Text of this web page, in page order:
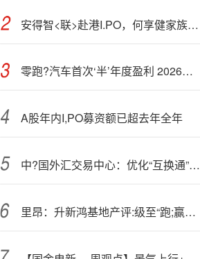
安得智<联>赴港I.PO，何享健家族或手握10家上市公司
零跑?汽车首次‘半’年度盈利 2026年挑战100万辆销量目标
A股年内I,PO募资额已超去年全年
中?国外汇交易中心：优化“互换通”运行机制，助力金融市场高水平对外开放
里昂：升新鸿基地产评:级至“跑;赢大市” 目标价升至110港元